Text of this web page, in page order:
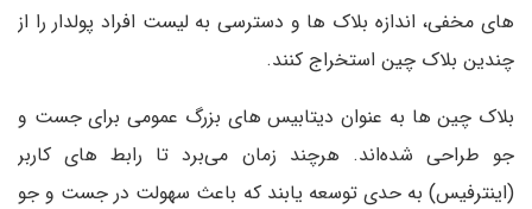
های مخفی، اندازه بلاک ها و دسترسی به لیست افراد پولدار را از
چندین بلاک چین استخراج کنند.
بلاک چین ها به عنوان دیتابیس های بزرگ عمومی برای جست و‌
جو طراحی شده‌اند. هرچند زمان می‌برد تا رابط های کاربر
(اینترفیس) به حدی توسعه یابند که باعث سهولت در جست و جو